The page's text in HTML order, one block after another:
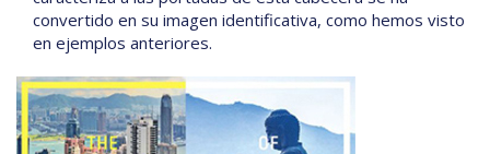
convertido en su imagen identificativa, como hemos visto
en ejemplos anteriores.